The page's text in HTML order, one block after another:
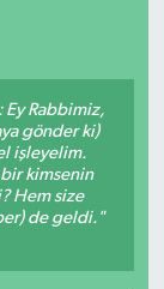
Ey Rabbimiz,
gönder ki)
işleyelim.
kimsenin
Hem size
de geldi."